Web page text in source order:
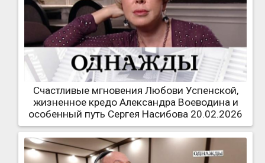
Счастливые мгновения Любови Успенской,
жизненное кредо Александра Воеводина и
особенный путь Сергея Насибова 20.02.2026